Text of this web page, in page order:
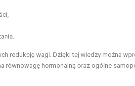
redukcję wagi. Dzięki tej wiedzy można
równowagę hormonalną oraz ogólne